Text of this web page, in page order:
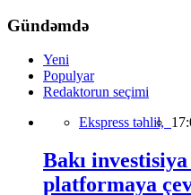
Gündəmdə
Yeni
Populyar
Redaktorun seçimi
Ekspress təhlil,
Bakı
platformaya